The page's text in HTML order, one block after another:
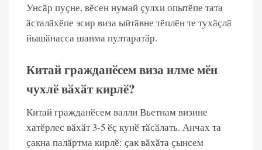
Унсӑр пуҫне, вӗсен нумай ҫулхи опытӗпе тата
ӑсталӑхӗпе эсир виза ыйтӑвне тӗплӗн те тухӑҫлӑ
йышӑнасса шанма пултаратӑр.
Китай гражданӗсем виза илме мӗн
чухлӗ вӑхӑт кирлӗ?
Китай гражданӗсем валли Вьетнам визине
хатӗрлес вӑхӑт 3-5 ӗҫ кунӗ тӑсӑлать. Анчах та
ҫакна палӑртма кирлӗ: ҫак вӑхӑта ҫынсем